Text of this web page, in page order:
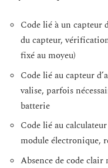
Code lié à un capteur
du capteur,
fixé au moyeu)
Code lié au capteur
valise, parfois
batterie
Code lié au
module électronique,
Absence de code